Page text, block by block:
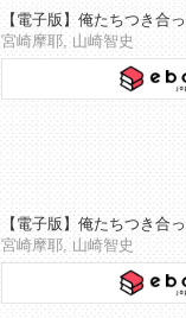
【電子版】俺たちつき合
宮崎摩耶, 山崎智史
【電子版】俺たちつき合
宮崎摩耶, 山崎智史